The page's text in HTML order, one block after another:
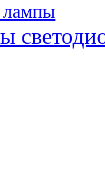
лампы